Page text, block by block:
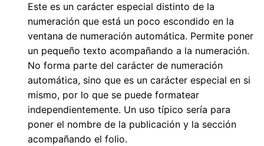
Este es un carácter especial distinto de la
numeración que está un poco escondido en la
ventana de numeración automática. Permite poner
un pequeño texto acompañando a la numeración.
No forma parte del carácter de numeración
automática, sino que es un carácter especial en si
mismo, por lo que se puede formatear
independientemente. Un uso típico sería para
poner el nombre de la publicación y la sección
acompañando el folio.